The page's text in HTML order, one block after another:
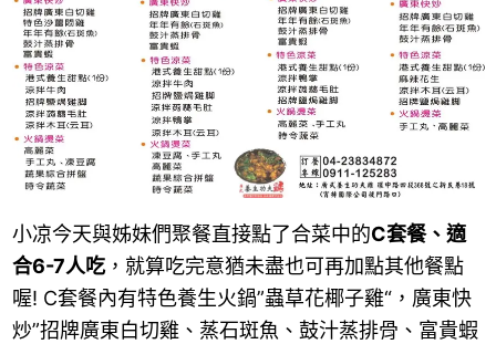
小凉今天與姊妹們聚餐直接點了合菜中的C套餐、適
合6-7人吃，就算吃完意猶未盡也可再加點其他餐點
喔! C套餐內有特色養生火鍋”蟲草花椰子雞“，廣東快
炒”招牌廣東白切雞、蒸石斑魚、鼓汁蒸排骨、富貴蝦